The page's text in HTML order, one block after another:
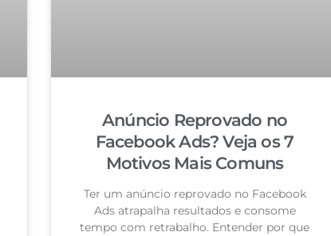
Anúncio Reprovado no
Facebook Ads? Veja os 7
Motivos Mais Comuns
Ter um anúncio reprovado no Facebook
Ads atrapalha resultados e consome
tempo com retrabalho. Entender por que